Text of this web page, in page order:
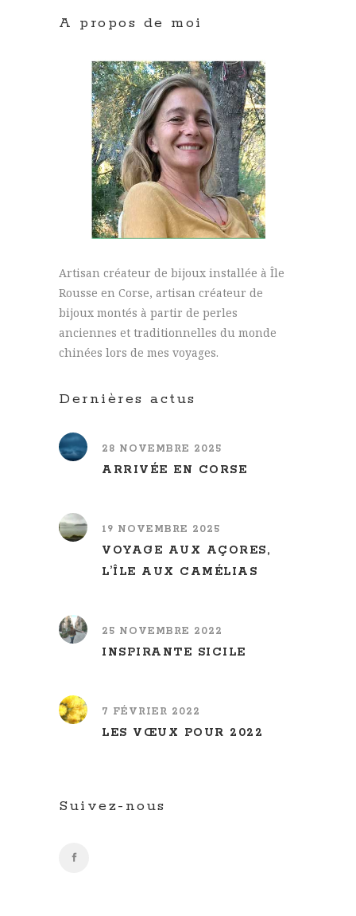
A propos de moi
Artisan créateur de bijoux installée à Île
Rousse en Corse, artisan créateur de
bijoux montés à partir de perles
anciennes et traditionnelles du monde
chinées lors de mes voyages.
Dernières actus
28 NOVEMBRE 2025
ARRIVÉE EN CORSE
19 NOVEMBRE 2025
VOYAGE AUX AÇORES,
L’ÎLE AUX CAMÉLIAS
25 NOVEMBRE 2022
INSPIRANTE SICILE
7 FÉVRIER 2022
LES VŒUX POUR 2022
Suivez-nous